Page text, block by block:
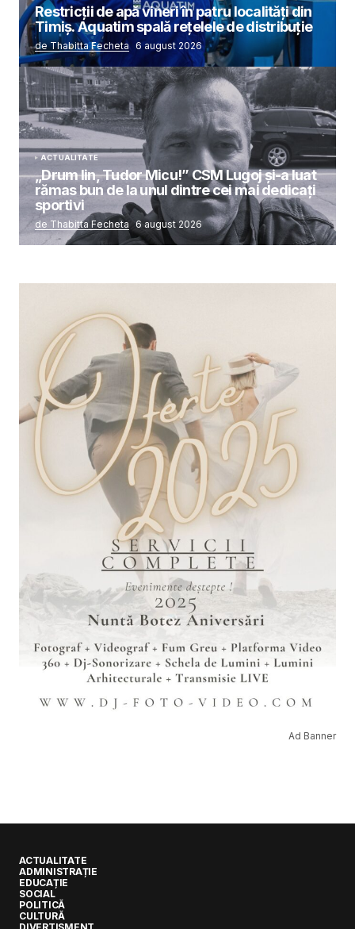
Restricții de apă vineri în patru localități din
Timiș. Aquatim spală rețelele de distribuție
de Thabitta Fecheta 6 august 2026
ACTUALITATE
„Drum lin, Tudor Micu!” CSM Lugoj și-a luat
rămas bun de la unul dintre cei mai dedicați
sportivi
de Thabitta Fecheta 6 august 2026
Ad Banner
ACTUALITATE
ADMINISTRAȚIE
EDUCAȚIE
SOCIAL
POLITICĂ
CULTURĂ